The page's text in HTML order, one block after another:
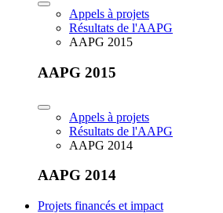
Appels à projets
Résultats de l'AAPG
AAPG 2015
AAPG 2015
Appels à projets
Résultats de l'AAPG
AAPG 2014
AAPG 2014
Projets financés et impact